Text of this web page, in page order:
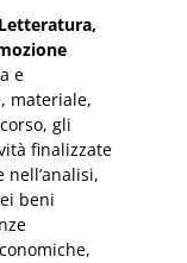
e
materiale,
gli
finalizzate
nell’analisi,
beni